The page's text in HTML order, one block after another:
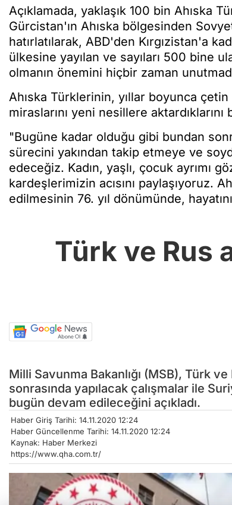
Açıklamada, yaklaşık 100 bin Ahıska
Gürcistan'ın Ahıska bölgesinden
hatırlatılarak, ABD'den Kırgızistan'a
ülkesine yayılan ve sayıları 500 bine
olmanın önemini hiçbir zaman
Ahıska Türklerinin, yıllar boyunca
miraslarını yeni nesillere
"Bugüne kadar olduğu gibi bundan
sürecini yakından takip etmeye ve
edeceğiz. Kadın, yaşlı, çocuk ayrımı
kardeşlerimizin acısını paylaşıyoruz.
edilmesinin 76. yıl dönümünde,
Türk ve Rus
Milli Savunma Bakanlığı (MSB), Türk
sonrasında yapılacak çalışmalar ile
bugün devam edileceğini açıkladı.
Haber Giriş Tarihi: 14.11.2020 12:24
Haber Güncellenme Tarihi: 14.11.2020 12:24
Kaynak: Haber Merkezi
https://www.qha.com.tr/